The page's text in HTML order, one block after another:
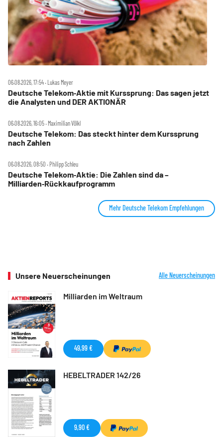
06.08.2026, 17:54 ‧ Lukas Meyer
Deutsche Telekom‑Aktie mit Kurssprung: Das sagen jetzt
die Analysten und DER AKTIONÄR
06.08.2026, 16:05 ‧ Maximilian Völkl
Deutsche Telekom: Das steckt hinter dem Kurssprung
nach Zahlen
06.08.2026, 08:50 ‧ Philipp Schleu
Deutsche Telekom‑Aktie: Die Zahlen sind da –
Milliarden‑Rückkaufprogramm
Mehr Deutsche Telekom Empfehlungen
Unsere Neuerscheinungen Alle Neuerscheinungen
Milliarden im Weltraum
49,99 €
HEBELTRADER 142/26
9,90 €